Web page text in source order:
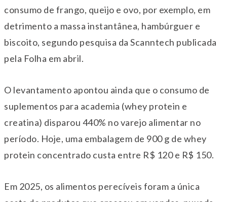
consumo de frango, queijo e ovo, por exemplo, em
detrimento a massa instantânea, hambúrguer e
biscoito, segundo pesquisa da Scanntech publicada
pela Folha em abril.
O levantamento apontou ainda que o consumo de
suplementos para academia (whey protein e
creatina) disparou 440% no varejo alimentar no
período. Hoje, uma embalagem de 900 g de whey
protein concentrado custa entre R$ 120 e R$ 150.
Em 2025, os alimentos perecíveis foram a única